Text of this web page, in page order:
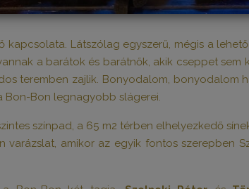
kapcsolata. Látszólag egyszerű, mégis a
a barátok és barátnők, akik cseppet
teremben zajlik. Bonyodalom, bonyodalom
Bon-Bon legnagyobb slágerei.
színpad, a 65 m2 térben elhelyezkedő
amikor az egyik fontos szerepben